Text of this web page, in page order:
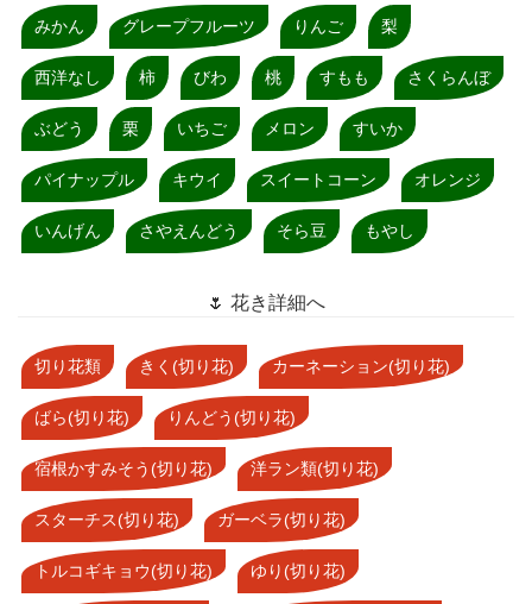
みかん グレープフルーツ りんご 梨
西洋なし 柿 びわ 桃 すもも さくらんぼ
ぶどう 栗 いちご メロン すいか
パイナップル キウイ スイートコーン オレンジ
いんげん さやえんどう そら豆 もやし
🌷 花き詳細へ
切り花類 きく(切り花) カーネーション(切り花)
ばら(切り花) りんどう(切り花)
宿根かすみそう(切り花) 洋ラン類(切り花)
スターチス(切り花) ガーベラ(切り花)
トルコギキョウ(切り花) ゆり(切り花)